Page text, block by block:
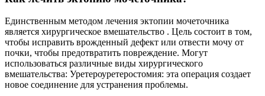
Единственным методом лечения эктопии мочеточника
является хирургическое вмешательство . Цель состоит в том,
чтобы исправить врожденный дефект или отвести мочу от
почки, чтобы предотвратить повреждение. Могут
использоваться различные виды хирургического
вмешательства: Уретероуретеростомия: эта операция создает
новое соединение для устранения проблемы.